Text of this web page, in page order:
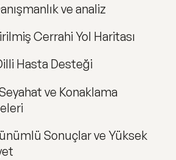
ve analiz
Cerrahi Yol Haritası
Hasta Desteği
ve Konaklama
Sonuçlar ve Yüksek